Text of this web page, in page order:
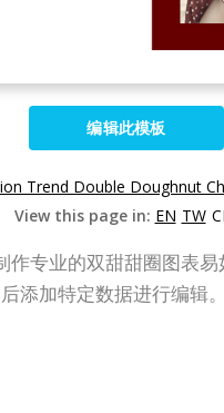
编辑此模板
Trend Double Doughnut
View this page in: EN TW
专业的双甜甜圈图表
加特定数据进行编辑